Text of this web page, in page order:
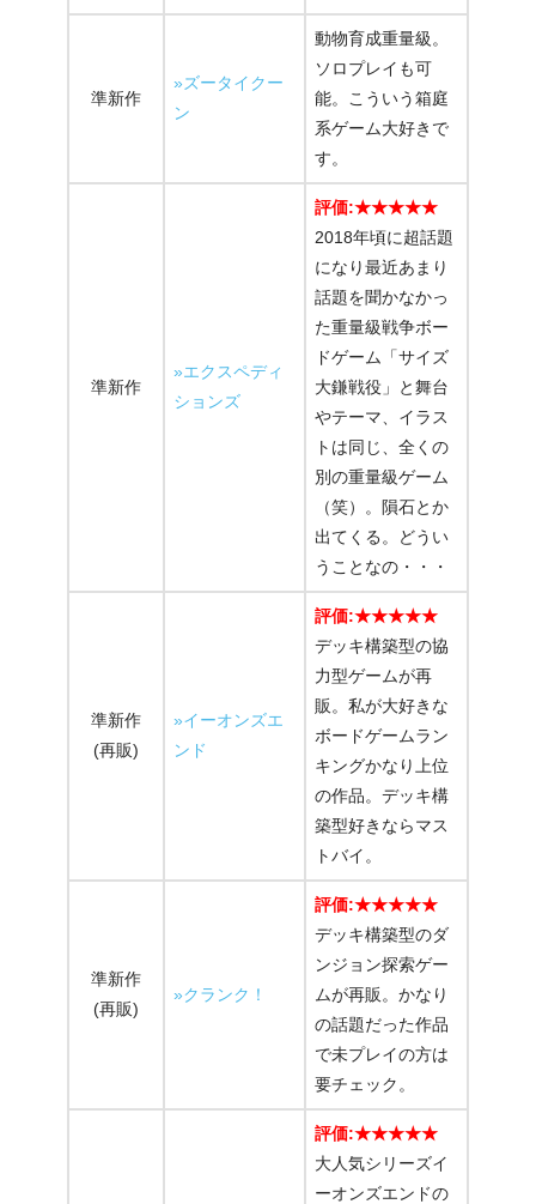
準新作
»ズータイクー
ン
動物育成重量級。
ソロプレイも可
能。こういう箱庭
系ゲーム大好きで
す。
準新作
»エクスペディ
ションズ
評価:★★★★★
2018年頃に超話題
になり最近あまり
話題を聞かなかっ
た重量級戦争ボー
ドゲーム「サイズ
大鎌戦役」と舞台
やテーマ、イラス
トは同じ、全くの
別の重量級ゲーム
（笑）。隕石とか
出てくる。どうい
うことなの・・・
準新作
(再販)
»イーオンズエ
ンド
評価:★★★★★
デッキ構築型の協
力型ゲームが再
販。私が大好きな
ボードゲームラン
キングかなり上位
の作品。デッキ構
築型好きならマス
トバイ。
準新作
(再販)
»クランク！
評価:★★★★★
デッキ構築型のダ
ンジョン探索ゲー
ムが再販。かなり
の話題だった作品
で未プレイの方は
要チェック。
評価:★★★★★
大人気シリーズイ
ーオンズエンドの